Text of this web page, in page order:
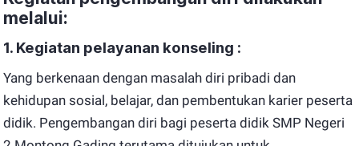
melalui:
1. Kegiatan pelayanan konseling :
Yang berkenaan dengan masalah diri pribadi dan
kehidupan sosial, belajar, dan pembentukan karier peserta
didik. Pengembangan diri bagi peserta didik SMP Negeri